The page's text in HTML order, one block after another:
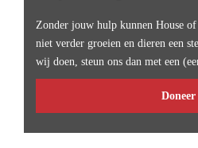
Zonder jouw hulp kunnen House
niet verder groeien en dieren een
wij doen, steun ons dan met een
Doneer